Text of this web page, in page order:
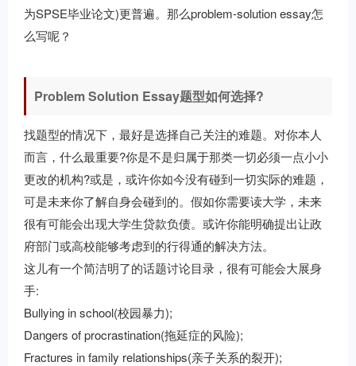
为SPSE毕业论文)更普遍。那么problem-solution essay怎
么写呢？
Problem Solution Essay题型如何选择?
找题型的情况下，最好是选择自己关注的难题。对你本人
而言，什么最重要?你是不是归属于那类一切必须一点小小
更改的机构?或是，或许你如今没有碰到一切实际的难题，
可是未来你了解自身会碰到的。假如你需要读大学，未来
很有可能会出现大学生贷款负债。或许你能明确提出让政
府部门或高校能够考虑到的行得通的解决方法。
这儿有一个简洁明了的话题讨论目录，很有可能会大展身
手:
Bullying in school(校园暴力);
Dangers of procrastination(拖延症的风险);
Fractures in family relationships(亲子关系的裂开);